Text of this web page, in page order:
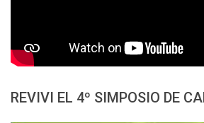
REVIVI EL 4º SIMPOSIO DE